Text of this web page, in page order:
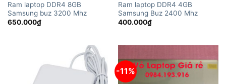
Ram laptop DDR4 8GB
Samsung buz 3200 Mhz
650.000₫
Ram laptop DDR4 4GB
Samsung Buz 2400 Mhz
400.000₫
-11%